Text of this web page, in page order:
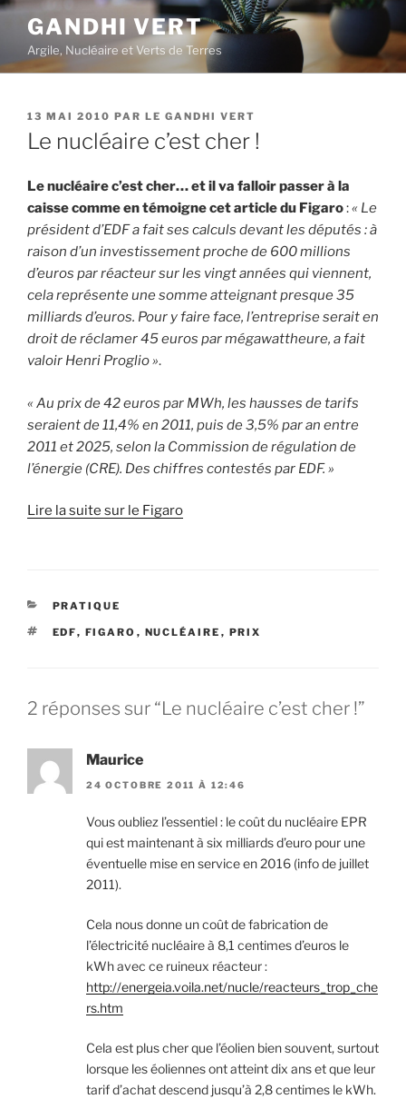
Aller
contenu
principal
GANDHI VERT
Argile, Nucléaire et Verts de Terres
PUBLIÉ
LE
13 MAI 2010 PAR LE GANDHI VERT
Le nucléaire c’est cher !
Le nucléaire c’est cher… et il va falloir passer à la
caisse comme en témoigne cet article du Figaro:« Le
président d’EDF a fait ses calculs devant les députés : à
raison d’un investissement proche de 600 millions
d’euros par réacteur sur les vingt années qui viennent,
cela représente une somme atteignant presque 35
milliards d’euros. Pour y faire face, l’entreprise serait en
droit de réclamer 45 euros par mégawattheure, a fait
valoir Henri Proglio ».
« Au prix de 42 euros par MWh, les hausses de tarifs
seraient de 11,4% en 2011, puis de 3,5% par an entre
2011 et 2025, selon la Commission de régulation de
l’énergie (CRE). Des chiffres contestés par EDF. »
Lire la suite sur le Figaro
CATÉGORIES
PRATIQUE
ÉTIQUETTES
EDF, FIGARO , NUCLÉAIRE , PRIX
2 réponses sur “Le nucléaire c’est cher !”
Maurice
24 OCTOBRE 2011 À 12:46
Vous oubliez l’essentiel : le coût du nucléaire EPR
qui est maintenant à six milliards d’euro pour une
éventuelle mise en service en 2016 (info de juillet
2011).
Cela nous donne un coût de fabrication de
l’électricité nucléaire à 8,1 centimes d’euros le
kWh avec ce ruineux réacteur :
http://energeia.voila.net/nucle/reacteurs_trop_che
rs.htm
Cela est plus cher que l’éolien bien souvent, surtout
lorsque les éoliennes ont atteint dix ans et que leur
tarif d’achat descend jusqu’à 2,8 centimes le kWh.